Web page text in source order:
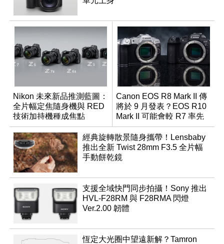
Nikon 未來新品推測藍圖：
全片幅定焦隨身機與 RED
技術加持機種成焦點
Canon EOS R8 Mark II 傳
將於 9 月發表？EOS R10
Mark II 可能會較 R7 率先
推出
經典旋轉散景隨身攜帶！Lensbaby
推出全新 Twist 28mm F3.5 全片幅
手動餅乾鏡
支援全域快門同步拍攝！Sony 推出
HVL-F28RM 與 F28RMA 閃燈
Ver.2.00 韌體
恆定大光圈中望遠新解？Tamron